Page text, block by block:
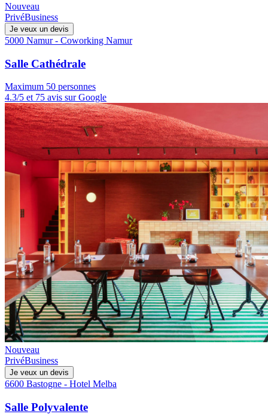
Nouveau
PrivéBusiness
Je veux un devis
5000 Namur - Coworking Namur
Salle Cathédrale
Maximum 50 personnes
4.3/5 et 75 avis sur Google
Nouveau
PrivéBusiness
Je veux un devis
6600 Bastogne - Hotel Melba
Salle Polyvalente